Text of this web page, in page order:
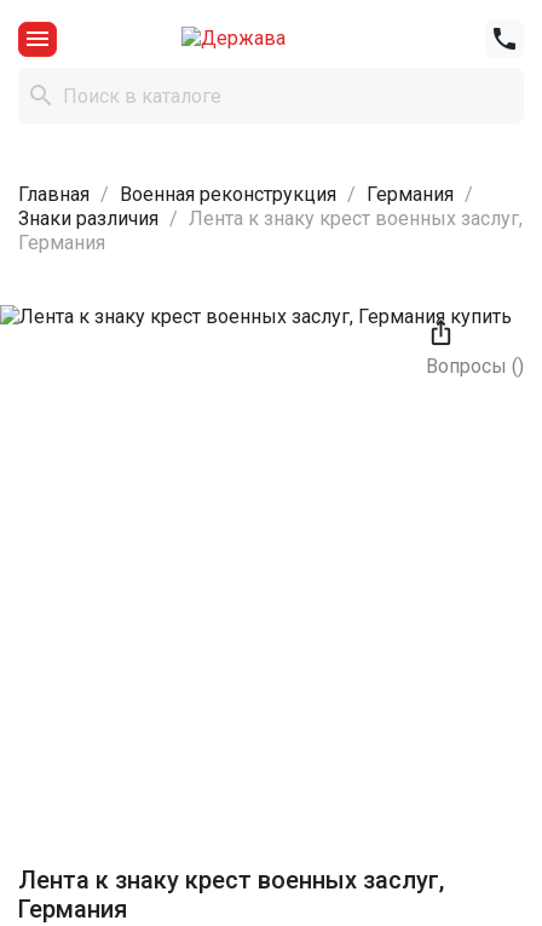



Главная Военная реконструкция
Германия
Знаки различия
Лента к знаку крест военных заслуг,
Германия

Вопросы ()
Лента к знаку крест военных заслуг,
Германия